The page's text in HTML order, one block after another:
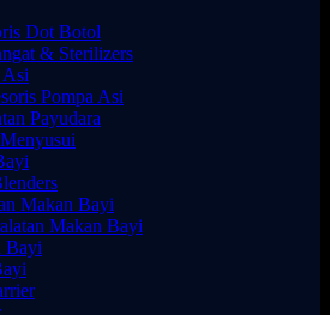
Dot Botol
& Sterilizers
Asi
Pompa Asi
Payudara
Makan Bayi
Makan Bayi
Bayi